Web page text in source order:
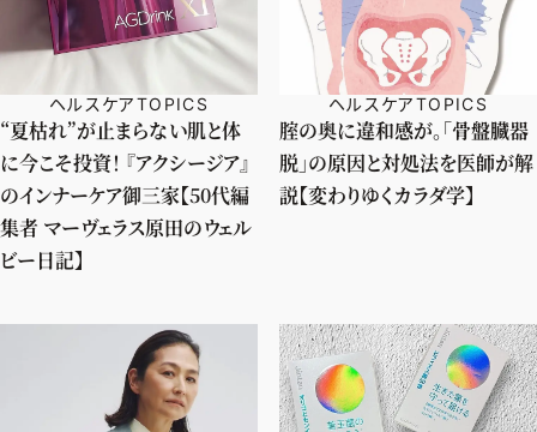
ヘルスケアTOPICS
“夏枯れ”が止まらない肌と体
に今こそ投資！ 『アクシージア』
のインナーケア御三家【50代編
集者 マーヴェラス原田のウェル
ビー日記】
ヘルスケアTOPICS
腟の奥に違和感が。「骨盤臓器
脱」の原因と対処法を医師が解
説【変わりゆくカラダ学】